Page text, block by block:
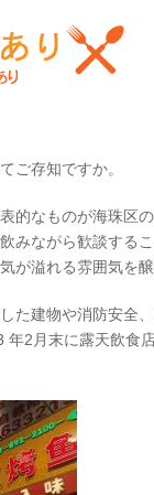
ご存知ですか。
的なものが海珠区
みながら歓談する
が溢れる雰囲気を醸
た建物や消防安全
2月末に露天飲食